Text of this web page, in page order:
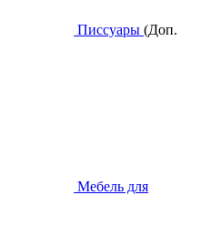
Писсуары (Доп.
Мебель для